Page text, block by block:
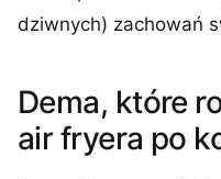
dziwnych) zachowań
Dema, które
air fryera po